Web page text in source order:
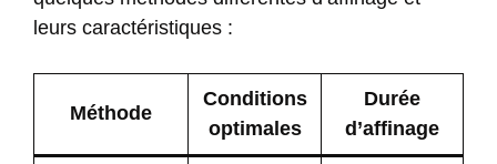
leurs caractéristiques :
Méthode
Conditions
optimales
Durée
d’affinage